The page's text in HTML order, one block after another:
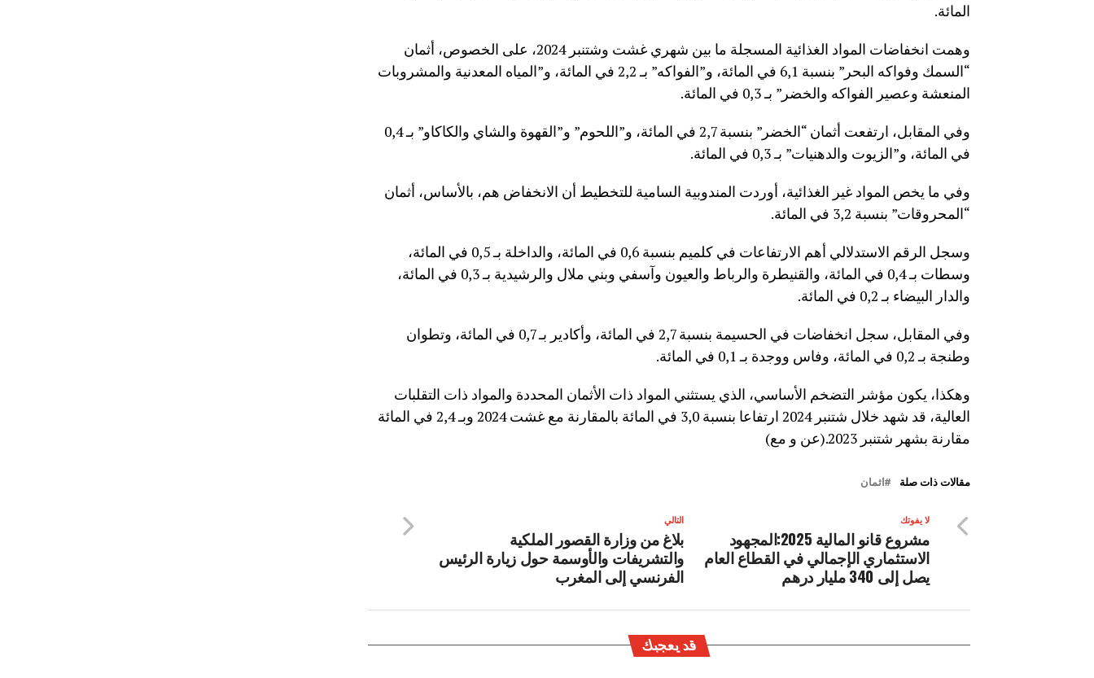
المائة.
وهمت انخفاضات المواد الغذائية المسجلة ما بين شهري غشت وشتنبر 2024، على الخصوص، أثمان
“السمك وفواكه البحر” بنسبة 6,1 في المائة، و”الفواكه” بـ 2,2 في المائة، و”المياه المعدنية والمشروبات
المنعشة وعصير الفواكه والخضر” بـ 0,3 في المائة.
وفي المقابل، ارتفعت أثمان “الخضر” بنسبة 2,7 في المائة، و”اللحوم” و”القهوة والشاي والكاكاو” بـ 0,4
في المائة، و”الزيوت والدهنيات” بـ 0,3 في المائة.
وفي ما يخص المواد غير الغذائية، أوردت المندوبية السامية للتخطيط أن الانخفاض هم، بالأساس، أثمان
“المحروقات” بنسبة 3,2 في المائة.
وسجل الرقم الاستدلالي أهم الارتفاعات في كلميم بنسبة 0,6 في المائة، والداخلة بـ 0,5 في المائة،
وسطات بـ 0,4 في المائة، والقنيطرة والرباط والعيون وآسفي وبني ملال والرشيدية بـ 0,3 في المائة،
والدار البيضاء بـ 0,2 في المائة.
وفي المقابل، سجل انخفاضات في الحسيمة بنسبة 2,7 في المائة، وأكادير بـ 0,7 في المائة، وتطوان
وطنجة بـ 0,2 في المائة، وفاس ووجدة بـ 0,1 في المائة.
وهكذا، يكون مؤشر التضخم الأساسي، الذي يستثني المواد ذات الأثمان المحددة والمواد ذات التقلبات
العالية، قد شهد خلال شتنبر 2024 ارتفاعا بنسبة 3,0 في المائة بالمقارنة مع غشت 2024 وبـ 2,4 في المائة
مقارنة بشهر شتنبر 2023.(عن و مع)
مقالات ذات صلة اثمان
التالي
بلاغ من وزارة القصور الملكية
والتشريفات والأوسمة حول زيارة الرئيس
الفرنسي إلى المغرب
لا يفوتك
مشروع قانو المالية 2025:المجهود
الاستثماري الإجمالي في القطاع العام
يصل إلى 340 مليار درهم
قد يعجبك